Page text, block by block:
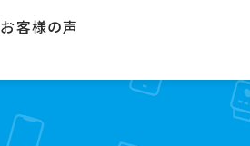
お客様の声